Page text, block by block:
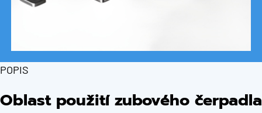
POPIS
Oblast použití zubového čerpadla